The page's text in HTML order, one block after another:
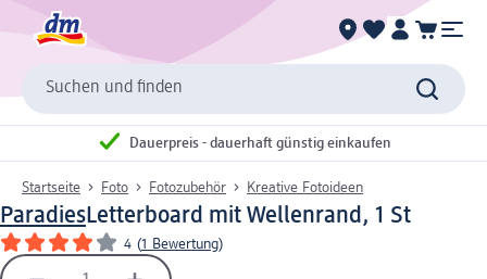
Suchen und finden
Dauerpreis - dauerhaft günstig einkaufen
Startseite Foto Fotozubehör Kreative Fotoideen
ParadiesLetterboard mit Wellenrand, 1 St
4 (1 Bewertung)